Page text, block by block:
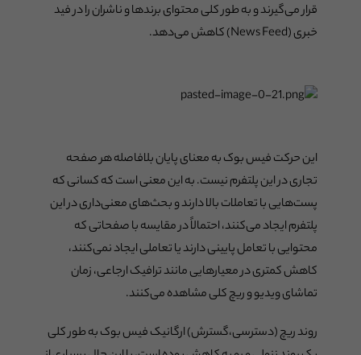
قرار می‌گیرند و به طور کلی محتوای برندها و ناشران را در فید
خبری (News Feed) کاهش می‌دهد.
این حرکت فیس بوک به معنای پایان بلافاصله هر صفحه
تجاری در این پلتفرم نیست. به این معنی است که کسانی که
پست‌هایی با تعاملات بالا دارند و بحث‌های معنی‌داری در این
پلتفرم ایجاد می‌کنند، احتمالاً در مقایسه با صفحاتی که
محتوایی با تعامل پایینی دارند یا تعاملی ایجاد نمی‌کنند،
کاهش کمتری در معیارهایی مانند ترافیک ارجاعی، زمان
تماشای ویدیو و ریچ کلی مشاهده می‌کنند.
روند ریچ (دسترسی،گسترش) ارگانیک فیس بوک به طور کلی